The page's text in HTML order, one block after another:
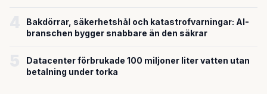
Bakdörrar, säkerhetshål och katastrofvarningar: AI-
branschen bygger snabbare än den säkrar
Datacenter förbrukade 100 miljoner liter vatten utan
betalning under torka